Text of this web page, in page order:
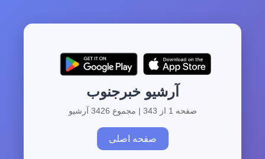
آرشیو خبرجنوب
صفحه 1 از 343 | مجموع 3426 آرشیو
صفحه اصلی